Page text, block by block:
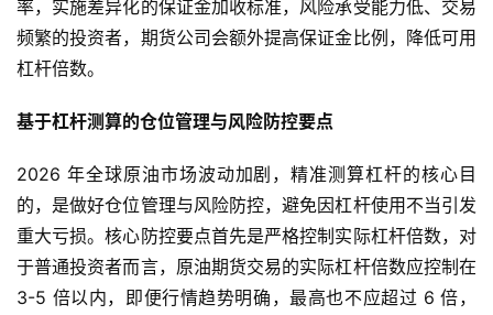
货
期
入
期
货
行
情
率，实施差异化的保证金加收标准，风险承受能力低、交易
频繁的投资者，期货公司会额外提高保证金比例，降低可用
杠杆倍数。
基于杠杆测算的仓位管理与风险防控要点
2026 年全球原油市场波动加剧，精准测算杠杆的核心目
的，是做好仓位管理与风险防控，避免因杠杆使用不当引发
重大亏损。核心防控要点首先是严格控制实际杠杆倍数，对
于普通投资者而言，原油期货交易的实际杠杆倍数应控制在
3-5 倍以内，即便行情趋势明确，最高也不应超过 6 倍，